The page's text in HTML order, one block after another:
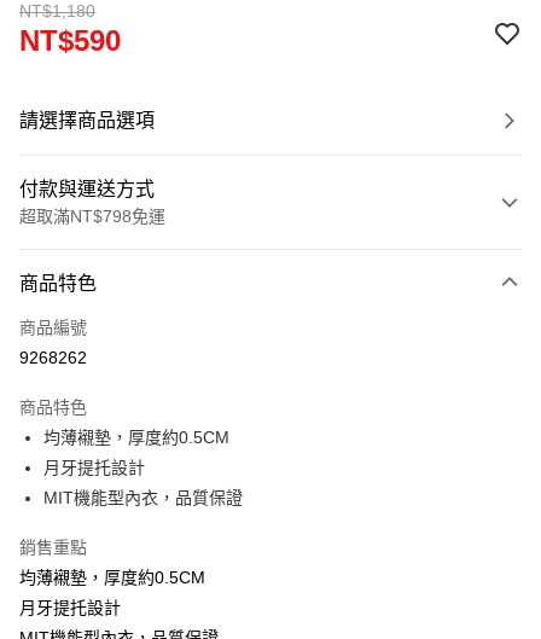
NT$1,180
NT$590
請選擇商品選項
付款與運送方式
超取滿NT$798免運
信用卡一次付款
超商取貨付款
Apple Pay
街口支付
ATM付款
貨到付款
商品特色
商品編號
9268262
商品特色
均薄襯墊，厚度約0.5CM
月牙提托設計
MIT機能型內衣，品質保證
銷售重點
均薄襯墊，厚度約0.5CM
月牙提托設計